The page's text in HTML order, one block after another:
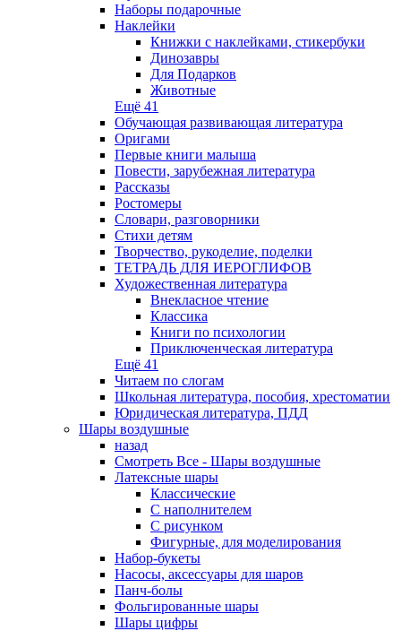
Наборы подарочные
Наклейки
Книжки с наклейками, стикербуки
Динозавры
Для Подарков
Животные
Ещё 41
Обучающая развивающая литература
Оригами
Первые книги малыша
Повести, зарубежная литература
Рассказы
Ростомеры
Словари, разговорники
Стихи детям
Творчество, рукоделие, поделки
ТЕТРАДЬ ДЛЯ ИЕРОГЛИФОВ
Художественная литература
Внекласное чтение
Классика
Книги по психологии
Приключенческая литература
Ещё 41
Читаем по слогам
Школьная литература, пособия, хрестоматии
Юридическая литература, ПДД
Шары воздушные
назад
Смотреть Все - Шары воздушные
Латексные шары
Классические
С наполнителем
С рисунком
Фигурные, для моделирования
Набор-букеты
Насосы, аксессуары для шаров
Панч-болы
Фольгированные шары
Шары цифры